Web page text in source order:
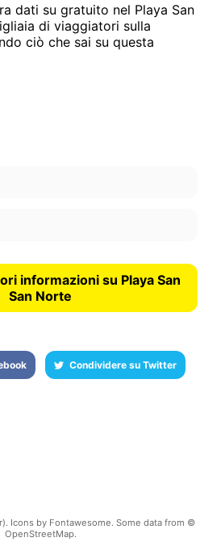
dati su gratuito nel Playa San
di viaggiatori sulla
ciò che sai su questa
informazioni su Playa San
San Norte
Condividere su Twitter
Icons by Fontawesome. Some data from ©
OpenStreetMap.